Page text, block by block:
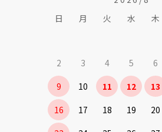
日
月 火 水 木
2
3 4 5 6
9
10 11 12 13
16
17 18 19 20